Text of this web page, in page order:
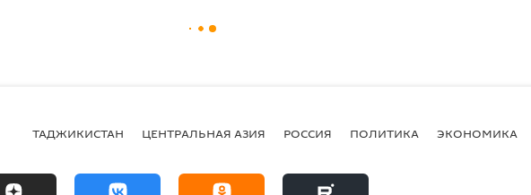
ТАДЖИКИСТАН ЦЕНТРАЛЬНАЯ АЗИЯ РОССИЯ ПОЛИТИКА ЭКОНОМИКА